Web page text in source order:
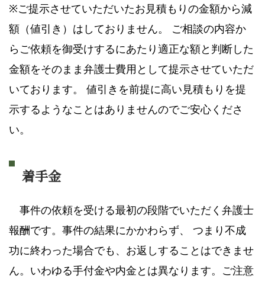
※ご提示させていただいたお見積もりの金額から減
額（値引き）はしておりません。 ご相談の内容か
らご依頼を御受けするにあたり適正な額と判断した
金額をそのまま弁護士費用として提示させていただ
いております。 値引きを前提に高い見積もりを提
示するようなことはありませんのでご安心くださ
い。
着手金
事件の依頼を受ける最初の段階でいただく弁護士
報酬です。事件の結果にかかわらず、 つまり不成
功に終わった場合でも、お返しすることはできませ
ん。いわゆる手付金や内金とは異なります。ご注意